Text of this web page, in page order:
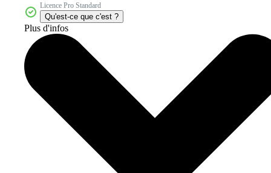
Licence Pro Standard
Qu'est-ce que c'est ?
Plus d'infos